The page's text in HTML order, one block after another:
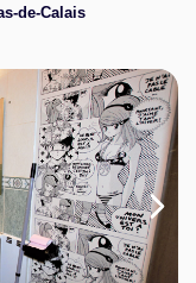
de-Calais